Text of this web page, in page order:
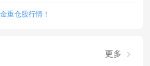
重仓股行情！
更多